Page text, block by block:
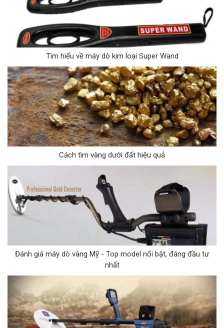
Tìm hiểu về máy dò kim loại Super Wand
Cách tìm vàng dưới đất hiệu quả
Đánh giá máy dò vàng Mỹ - Top model nổi bật, đáng đầu tư
nhất